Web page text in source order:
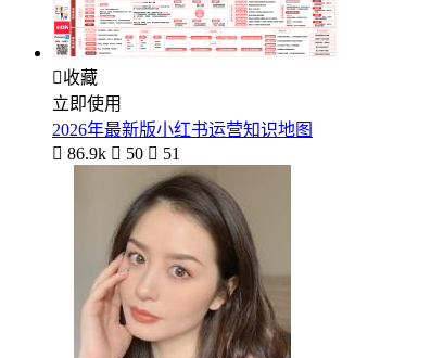
收藏
立即使用
2026年最新版小红书运营知识地图
 86.9k  50  51